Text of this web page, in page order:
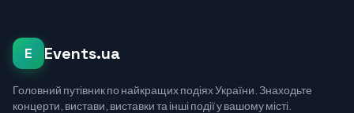
E Events.ua
Головний путівник по найкращих подіях України. Знаходьте
концерти, вистави, виставки та інші події у вашому місті.